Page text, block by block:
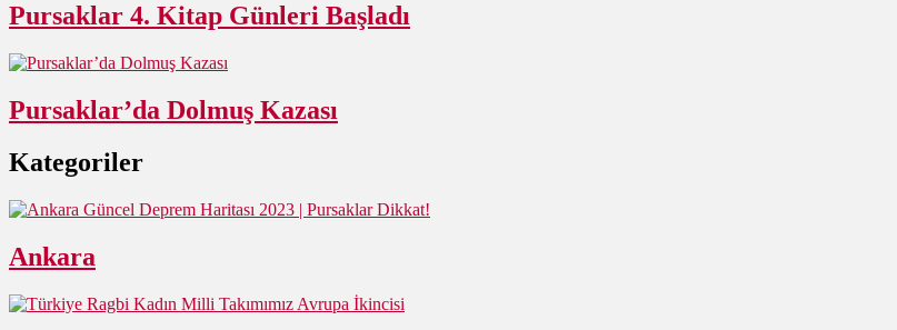
Pursaklar 4. Kitap Günleri Başladı
Pursaklar’da Dolmuş Kazası
Kategoriler
Ankara